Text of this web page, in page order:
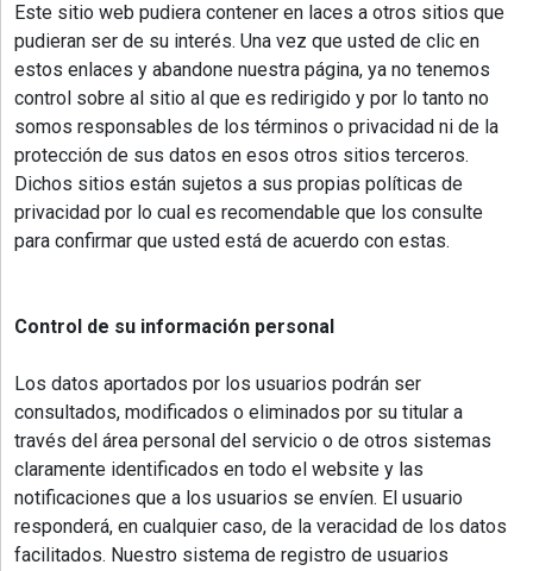
Este sitio web pudiera contener en laces a otros sitios que
pudieran ser de su interés. Una vez que usted de clic en
estos enlaces y abandone nuestra página, ya no tenemos
control sobre al sitio al que es redirigido y por lo tanto no
somos responsables de los términos o privacidad ni de la
protección de sus datos en esos otros sitios terceros.
Dichos sitios están sujetos a sus propias políticas de
privacidad por lo cual es recomendable que los consulte
para confirmar que usted está de acuerdo con estas.
Control de su información personal
Los datos aportados por los usuarios podrán ser
consultados, modificados o eliminados por su titular a
través del área personal del servicio o de otros sistemas
claramente identificados en todo el website y las
notificaciones que a los usuarios se envíen. El usuario
responderá, en cualquier caso, de la veracidad de los datos
facilitados. Nuestro sistema de registro de usuarios